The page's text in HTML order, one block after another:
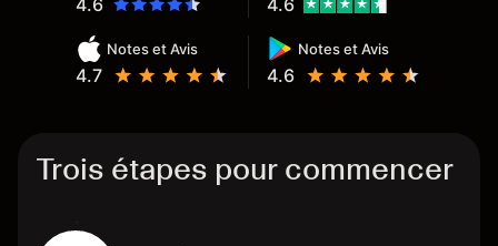
Notes et Avis
4.7
Notes et Avis
4.6
Trois étapes pour commencer